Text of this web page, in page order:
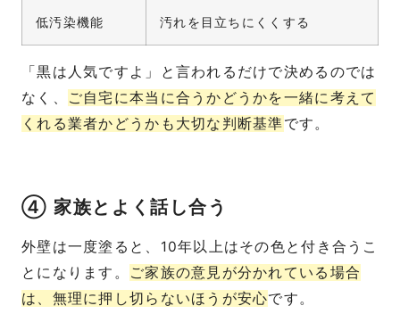
低汚染機能 汚れを目立ちにくくする
「黒は人気ですよ」と言われるだけで決めるのでは
なく、
ご自宅に本当に合うかどうかを一緒に考えて
くれる業者かどうかも大切な判断基準です。
④ 家族とよく話し合う
外壁は一度塗ると、10年以上はその色と付き合うこ
とになります。
ご家族の意見が分かれている場合
は、無理に押し切らないほうが安心です。